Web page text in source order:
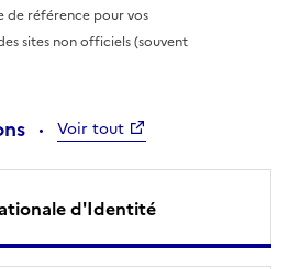
de référence pour vos
sites non officiels (souvent
Voir tout
d'Identité